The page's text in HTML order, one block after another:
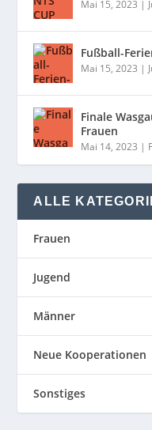
Mai 15, 2023 |
Fußball-
Mai 15, 2023 |
Finale
Frauen
Mai 14, 2023 |
ALLE
Frauen
Jugend
Männer
Neue Kooperationen
Sonstiges